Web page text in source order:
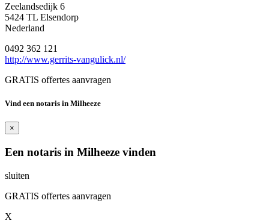
Zeelandsedijk 6
5424 TL Elsendorp
Nederland
0492 362 121
http://www.gerrits-vangulick.nl/
GRATIS offertes aanvragen
Vind een notaris in Milheeze
×
Een notaris in Milheeze vinden
sluiten
GRATIS offertes aanvragen
X